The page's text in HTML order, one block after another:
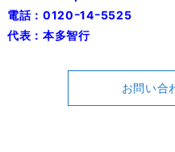
電話：0120ｰ14ｰ5525
代表：本多智行
お問い合